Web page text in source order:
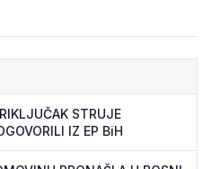
STRUJE
IZ EP BiH